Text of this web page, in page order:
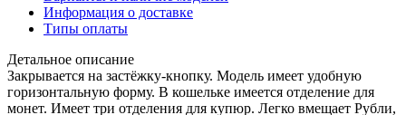
Информация о доставке
Типы оплаты
Детальное описание
Закрывается на застёжку-кнопку. Модель имеет удобную
горизонтальную форму. В кошельке имеется отделение для
монет. Имеет три отделения для купюр. Легко вмещает Рубли,